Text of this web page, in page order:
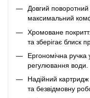
Довгий
максимальний
Хромоване
та зберігає блиск
Ергономічна
регулювання води.
Надійний
та безвідмовну